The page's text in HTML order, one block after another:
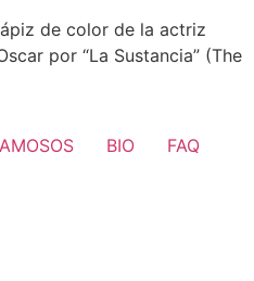
de color de la actriz
por “La Sustancia” (The
BIO FAQ